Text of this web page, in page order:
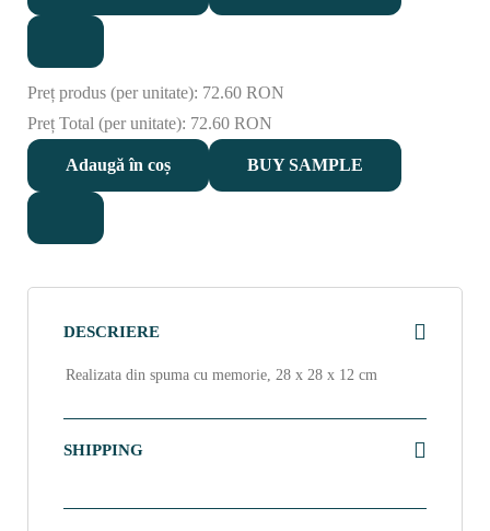
Preț produs (per unitate): 72.60 RON
Preț Total (per unitate): 72.60 RON
Adaugă în coș BUY SAMPLE
DESCRIERE
Realizata din spuma cu memorie, 28 x 28 x 12 cm
SHIPPING